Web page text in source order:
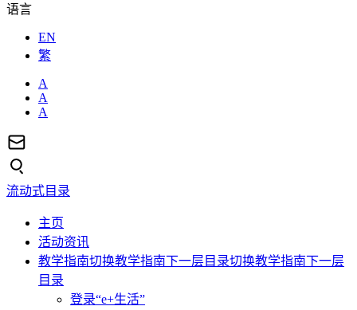
语言
EN
繁
A
A
A
流动式目录
主页
活动资讯
教学指南切换教学指南下一层目录切换教学指南下一层
目录
登录“e+生活”